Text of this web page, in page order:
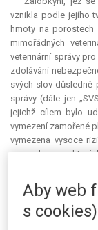
vznikla podle jejího
hmoty na
mimořádných
veterinární správy
zdolávání
svých slov důsledně
správy (dále jen
jejichž cílem bylo
vymezení zamořené
vymezena vysoce
pozemky, na
které měly zabránit
některých porostů
plochách účelně
uhradila. Vedle
Aby web
s cookies)